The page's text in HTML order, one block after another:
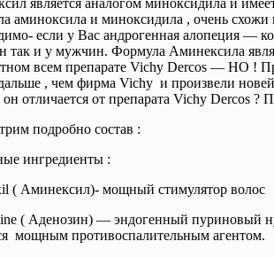
является аналогом миноксидила и
аминоксила и миноксидила ,очень схожи
если у Вас андрогенная алопеция —
так и у мужчин. Формула Аминексила
всем препарате Vichy Dercos — НО !
, чем фирма Vichy и произвели
отличается от препарата Vichy Dercos ?
подробно состав :
ингредиенты :
( Аминексил)- мощный стимулятор волос
( Аденозин) — эндогенный пуриновый
мощным противоспалительным агентом.